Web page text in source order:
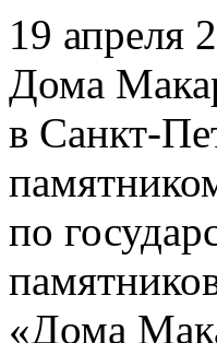
19 апреля
Дома
в Санкт-
по
«Дома